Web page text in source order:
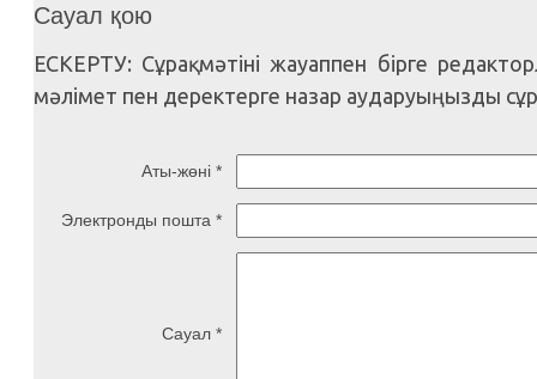
Сауал қою
ЕСКЕРТУ: Сұрақ мәтіні жауаппен бірге
мәлімет пен деректерге назар аударуыңызды
Аты-жөні *
Электронды пошта *
Сауал *